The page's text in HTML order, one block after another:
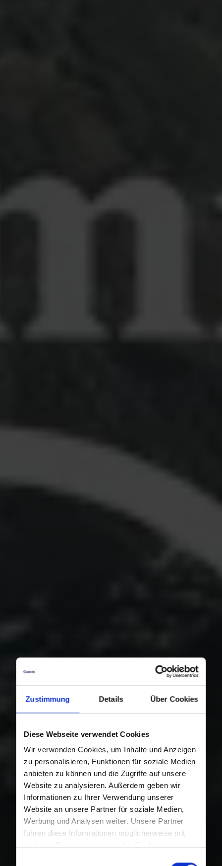
Zustimmung Details Über Cookies
Diese Webseite verwendet Cookies
Wir verwenden Cookies, um Inhalte und Anzeigen
zu personalisieren, Funktionen für soziale Medien
anbieten zu können und die Zugriffe auf unsere
Website zu analysieren. Außerdem geben wir
Informationen zu Ihrer Verwendung unserer
Website an unsere Partner für soziale Medien,
Werbung und Analysen weiter. Unsere Partner
führen diese Informationen möglicherweise mit